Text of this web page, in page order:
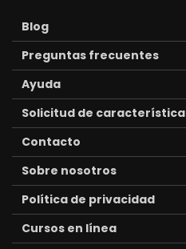
Blog
Preguntas frecuentes
Ayuda
Solicitud de característica
Contacto
Sobre nosotros
Política de privacidad
Cursos en línea